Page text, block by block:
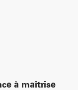
à maîtrise